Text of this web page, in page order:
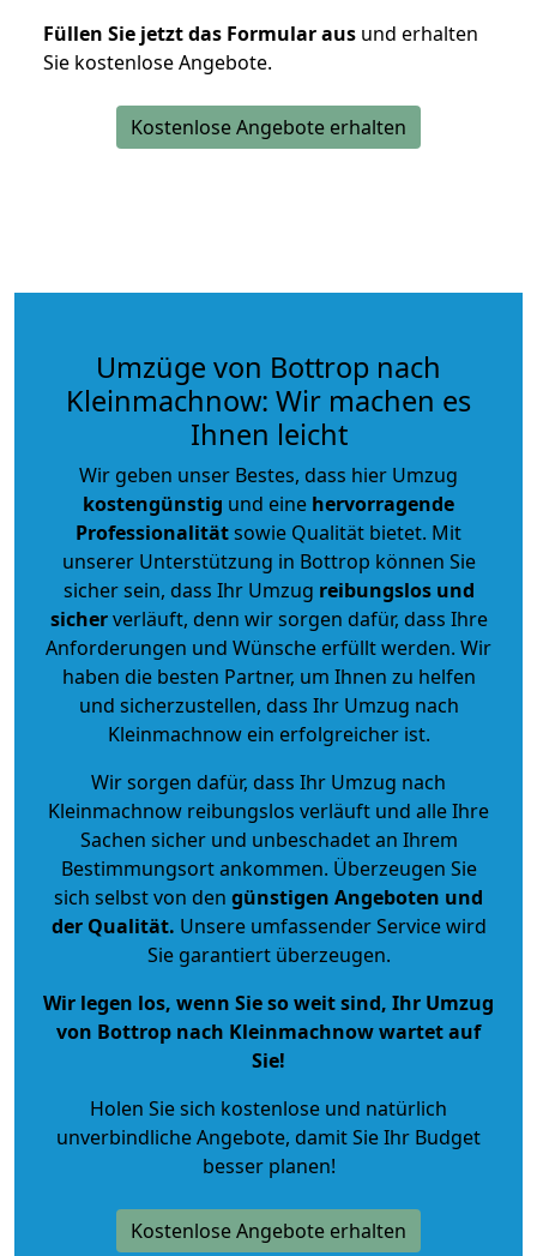
Füllen Sie jetzt das Formular aus und erhalten
Sie kostenlose Angebote.
Kostenlose Angebote erhalten
Umzüge von Bottrop nach
Kleinmachnow: Wir machen es
Ihnen leicht
Wir geben unser Bestes, dass hier Umzug
kostengünstig und eine hervorragende
Professionalitätsowie Qualität bietet. Mit
unserer Unterstützung in Bottrop können Sie
sicher sein, dass Ihr Umzug reibungslos und
sicherverläuft, denn wir sorgen dafür, dass Ihre
Anforderungen und Wünsche erfüllt werden. Wir
haben die besten Partner, um Ihnen zu helfen
und sicherzustellen, dass Ihr Umzug nach
Kleinmachnow ein erfolgreicher ist.
Wir sorgen dafür, dass Ihr Umzug nach
Kleinmachnow reibungslos verläuft und alle Ihre
Sachen sicher und unbeschadet an Ihrem
Bestimmungsort ankommen. Überzeugen Sie
sich selbst von den günstigen Angeboten und
der Qualität. Unsere umfassender Service wird
Sie garantiert überzeugen.
Wir legen los, wenn Sie so weit sind, Ihr Umzug
von Bottrop nach Kleinmachnow wartet auf
Sie!
Holen Sie sich kostenlose und natürlich
unverbindliche Angebote, damit Sie Ihr Budget
besser planen!
Kostenlose Angebote erhalten